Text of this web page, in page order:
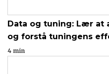
Data og tuning: Lær at
og forstå tuningens
4 min